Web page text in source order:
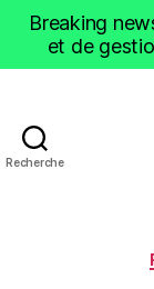
Breaking
et de
Recherche